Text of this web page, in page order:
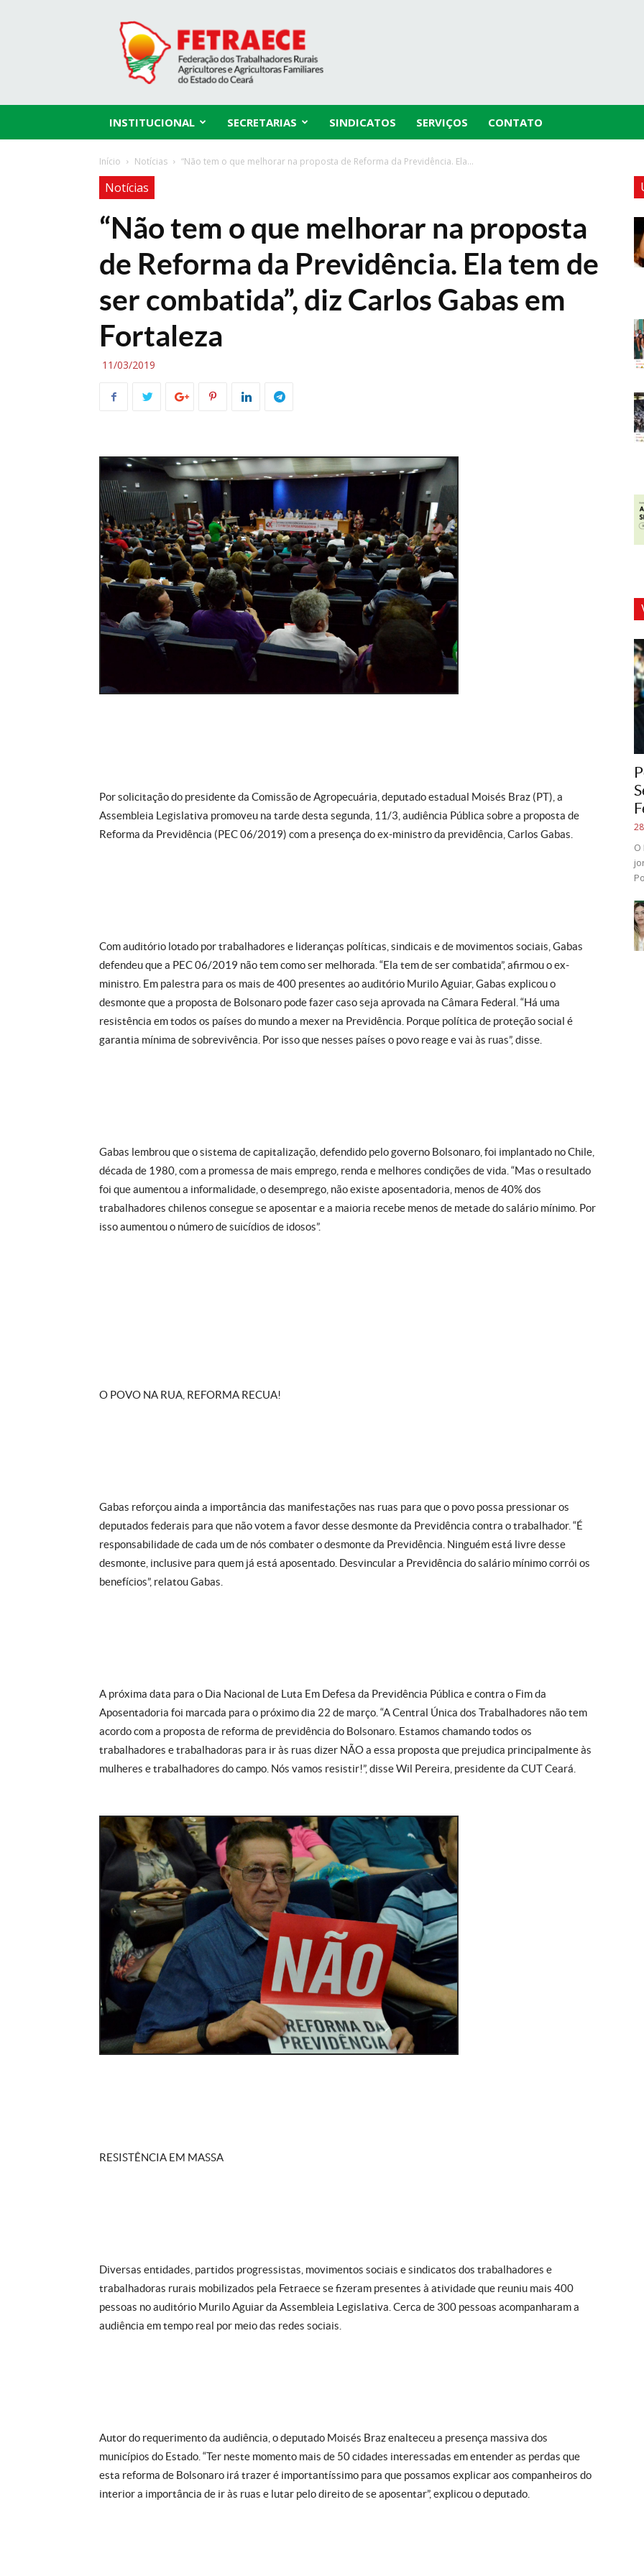
Fetraece
INSTITUCIONAL SECRETARIAS SINDICATOS SERVIÇOS CONTATO
Início Notícias “Não tem o que melhorar na proposta de Reforma da Previdência. Ela...
Notícias
“Não tem o que melhorar na proposta
de Reforma da Previdência. Ela tem de
ser combatida”, diz Carlos Gabas em
Fortaleza
11/03/2019
Por solicitação do presidente da Comissão de Agropecuária, deputado estadual Moisés Braz (PT), a
Assembleia Legislativa promoveu na tarde desta segunda, 11/3, audiência Pública sobre a proposta de
Reforma da Previdência (PEC 06/2019) com a presença do ex-ministro da previdência, Carlos Gabas.
Com auditório lotado por trabalhadores e lideranças políticas, sindicais e de movimentos sociais, Gabas
defendeu que a PEC 06/2019 não tem como ser melhorada. “Ela tem de ser combatida”, afirmou o ex-
ministro. Em palestra para os mais de 400 presentes ao auditório Murilo Aguiar, Gabas explicou o
desmonte que a proposta de Bolsonaro pode fazer caso seja aprovada na Câmara Federal. “Há uma
resistência em todos os países do mundo a mexer na Previdência. Porque política de proteção social é
garantia mínima de sobrevivência. Por isso que nesses países o povo reage e vai às ruas”, disse.
Gabas lembrou que o sistema de capitalização, defendido pelo governo Bolsonaro, foi implantado no Chile,
década de 1980, com a promessa de mais emprego, renda e melhores condições de vida. “Mas o resultado
foi que aumentou a informalidade, o desemprego, não existe aposentadoria, menos de 40% dos
trabalhadores chilenos consegue se aposentar e a maioria recebe menos de metade do salário mínimo. Por
isso aumentou o número de suicídios de idosos”.
O POVO NA RUA, REFORMA RECUA!
Gabas reforçou ainda a importância das manifestações nas ruas para que o povo possa pressionar os
deputados federais para que não votem a favor desse desmonte da Previdência contra o trabalhador. “É
responsabilidade de cada um de nós combater o desmonte da Previdência. Ninguém está livre desse
desmonte, inclusive para quem já está aposentado. Desvincular a Previdência do salário mínimo corrói os
benefícios”, relatou Gabas.
A próxima data para o Dia Nacional de Luta Em Defesa da Previdência Pública e contra o Fim da
Aposentadoria foi marcada para o próximo dia 22 de março. “A Central Única dos Trabalhadores não tem
acordo com a proposta de reforma de previdência do Bolsonaro. Estamos chamando todos os
trabalhadores e trabalhadoras para ir às ruas dizer NÃO a essa proposta que prejudica principalmente às
mulheres e trabalhadores do campo. Nós vamos resistir!”, disse Wil Pereira, presidente da CUT Ceará.
RESISTÊNCIA EM MASSA
Diversas entidades, partidos progressistas, movimentos sociais e sindicatos dos trabalhadores e
trabalhadoras rurais mobilizados pela Fetraece se fizeram presentes à atividade que reuniu mais 400
pessoas no auditório Murilo Aguiar da Assembleia Legislativa. Cerca de 300 pessoas acompanharam a
audiência em tempo real por meio das redes sociais.
Autor do requerimento da audiência, o deputado Moisés Braz enalteceu a presença massiva dos
municípios do Estado. “Ter neste momento mais de 50 cidades interessadas em entender as perdas que
esta reforma de Bolsonaro irá trazer é importantíssimo para que possamos explicar aos companheiros do
interior a importância de ir às ruas e lutar pelo direito de se aposentar”, explicou o deputado.